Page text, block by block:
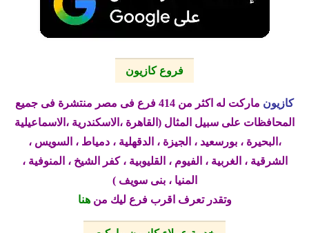
فروع كازيون
كازيون
ماركت له اكثر من 414 فرع فى مصر منتشرة فى جميع
المحافظات على سبيل المثال (القاهرة ،الاسكندرية ،الاسماعيلية
،البحيرة ، بورسعيد ، الجيزة ، الدقهلية ، دمياط ، السويس ،
الشرقية ، الغربية ، الفيوم ، القليوبية ، كفر الشيخ ، المنوفية ،
المنيا ، بنى سويف )
وتقدر تعرف اقرب فرع ليك من هنا